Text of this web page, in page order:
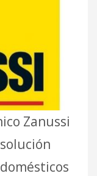
Zanussi